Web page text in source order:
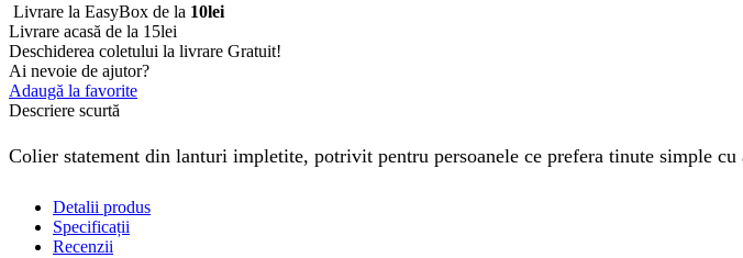
Livrare la EasyBox de la 10lei
Livrare acasă de la 15lei
Deschiderea coletului la livrare Gratuit!
Ai nevoie de ajutor?
Adaugă la favorite
Descriere scurtă
Colier statement din lanturi impletite, potrivit pentru persoanele ce prefera tinute simple cu
Detalii produs
Specificații
Recenzii